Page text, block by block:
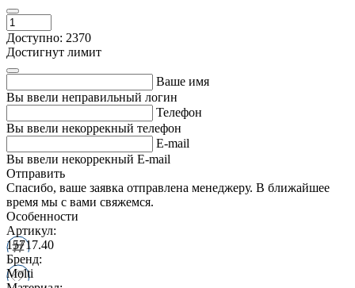
Доступно: 2370
Достигнут лимит
Ваше имя
Вы ввели неправильный логин
Телефон
Вы ввели некоррекный телефон
E-mail
Вы ввели некоррекный E-mail
Отправить
Спасибо, ваше заявка отправлена менеджеру. В ближайшее
время мы с вами свяжемся.
Особенности
Артикул:
15717.40
Бренд:
Molti